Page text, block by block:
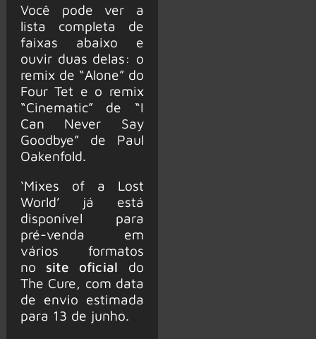
Você pode ver a
lista completa de
faixas abaixo e
ouvir duas delas: o
remix de “Alone” do
Four Tet e o remix
“Cinematic” de “I
Can Never Say
Goodbye” de Paul
Oakenfold.
‘Mixes of a Lost
World’ já está
disponível para
pré-venda em
vários formatos
no site oficial do
The Cure, com data
de envio estimada
para 13 de junho.